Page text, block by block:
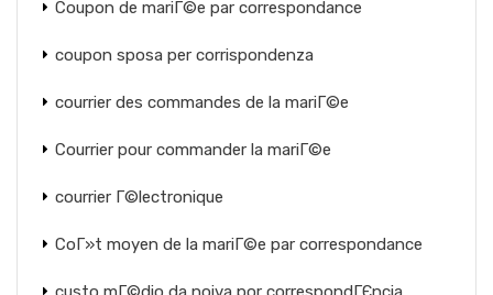
Coupon de mariГ©e par correspondance
coupon sposa per corrispondenza
courrier des commandes de la mariГ©e
Courrier pour commander la mariГ©e
courrier Г©lectronique
CoГ»t moyen de la mariГ©e par correspondance